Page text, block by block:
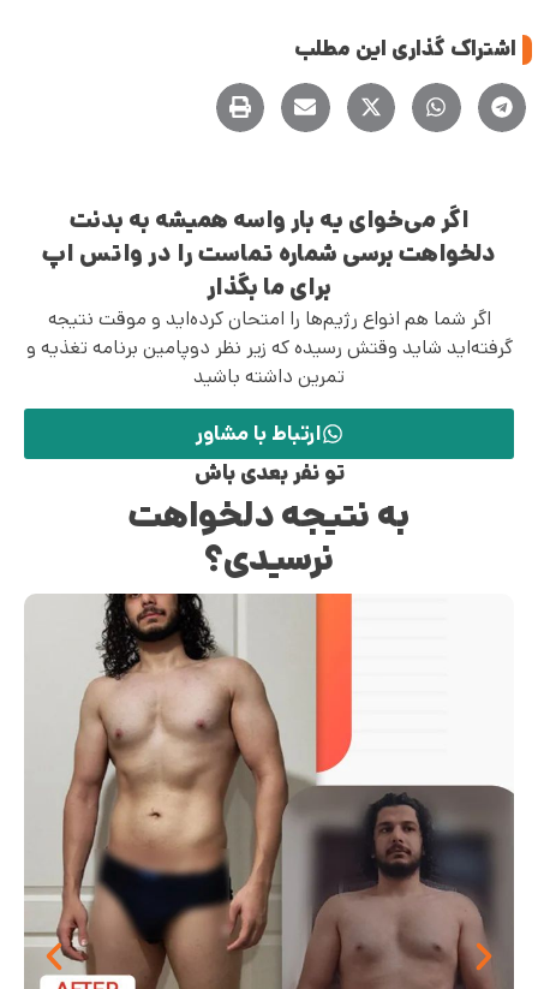
اشتراک گذاری این مطلب
اگر می‌خوای یه بار واسه همیشه به بدنت
دلخواهت برسی شماره تماست را در واتس اپ
برای ما بگذار
اگر شما هم انواع رژیم‌ها را امتحان کرده‌اید و موقت نتیجه
گرفته‌اید شاید وقتش رسیده که زیر نظر دوپامین برنامه تغذیه و
تمرین داشته باشید
ارتباط با مشاور
تو نفر بعدی باش
به نتیجه دلخواهت
نرسیدی؟